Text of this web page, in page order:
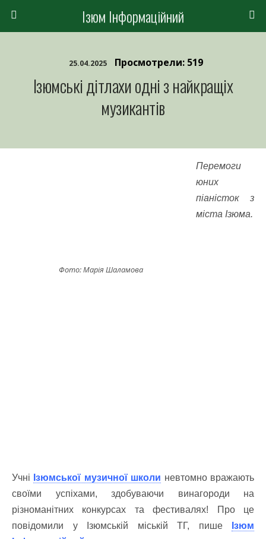
Ізюм Інформаційний
25.04.2025 Просмотрели: 519
Ізюмські дітлахи одні з найкращіх
музикантів
Фото: Марія Шаламова
Перемоги
юних
піаністок з
міста Ізюма.
Учні Ізюмської музичної школи невтомно вражають
своїми успіхами, здобуваючи винагороди на
різноманітних конкурсах та фестивалях! Про це
повідомили у Ізюмській міській ТГ, пише
Ізюм